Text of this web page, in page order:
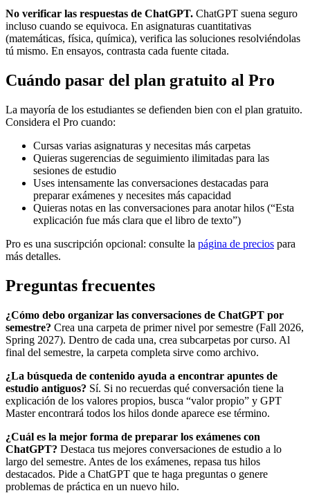
No verificar las respuestas de ChatGPT. ChatGPT suena seguro
incluso cuando se equivoca. En asignaturas cuantitativas
(matemáticas, física, química), verifica las soluciones resolviéndolas
tú mismo. En ensayos, contrasta cada fuente citada.
Cuándo pasar del plan gratuito al Pro
La mayoría de los estudiantes se defienden bien con el plan gratuito.
Considera el Pro cuando:
Cursas varias asignaturas y necesitas más carpetas
Quieras sugerencias de seguimiento ilimitadas para las
sesiones de estudio
Uses intensamente las conversaciones destacadas para
preparar exámenes y necesites más capacidad
Quieras notas en las conversaciones para anotar hilos (“Esta
explicación fue más clara que el libro de texto”)
Pro es una suscripción opcional: consulte la página de precios para
más detalles.
Preguntas frecuentes
¿Cómo debo organizar las conversaciones de ChatGPT por
semestre? Crea una carpeta de primer nivel por semestre (Fall 2026,
Spring 2027). Dentro de cada una, crea subcarpetas por curso. Al
final del semestre, la carpeta completa sirve como archivo.
¿La búsqueda de contenido ayuda a encontrar apuntes de
estudio antiguos? Sí. Si no recuerdas qué conversación tiene la
explicación de los valores propios, busca “valor propio” y GPT
Master encontrará todos los hilos donde aparece ese término.
¿Cuál es la mejor forma de preparar los exámenes con
ChatGPT? Destaca tus mejores conversaciones de estudio a lo
largo del semestre. Antes de los exámenes, repasa tus hilos
destacados. Pide a ChatGPT que te haga preguntas o genere
problemas de práctica en un nuevo hilo.